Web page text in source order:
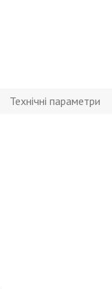
Технічні параметри